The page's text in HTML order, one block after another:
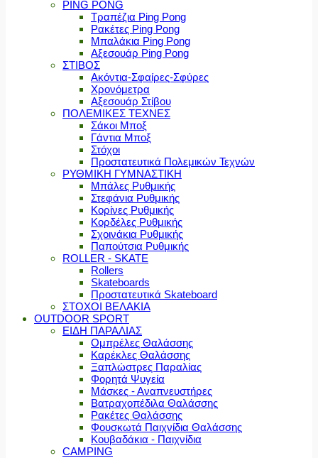
PING PONG
Τραπέζια Ping Pong
Ρακέτες Ping Pong
Μπαλάκια Ping Pong
Αξεσουάρ Ping Pong
ΣΤΙΒΟΣ
Ακόντια-Σφαίρες-Σφύρες
Χρονόμετρα
Αξεσουάρ Στίβου
ΠΟΛΕΜΙΚΕΣ ΤΕΧΝΕΣ
Σάκοι Μποξ
Γάντια Μποξ
Στόχοι
Προστατευτικά Πολεμικών Τεχνών
ΡΥΘΜΙΚΗ ΓΥΜΝΑΣΤΙΚΗ
Μπάλες Ρυθμικής
Στεφάνια Ρυθμικής
Κορίνες Ρυθμικής
Κορδέλες Ρυθμικής
Σχοινάκια Ρυθμικής
Παπούτσια Ρυθμικής
ROLLER - SKATE
Rollers
Skateboards
Προστατευτικά Skateboard
ΣΤΟΧΟΙ ΒΕΛΑΚΙΑ
OUTDOOR SPORT
ΕΙΔΗ ΠΑΡΑΛΙΑΣ
Ομπρέλες Θαλάσσης
Καρέκλες Θαλάσσης
Ξαπλώστρες Παραλίας
Φορητά Ψυγεία
Μάσκες - Αναπνευστήρες
Βατραχοπέδιλα Θαλάσσης
Ρακέτες Θαλάσσης
Φουσκωτά Παιχνίδια Θαλάσσης
Κουβαδάκια - Παιχνίδια
CAMPING